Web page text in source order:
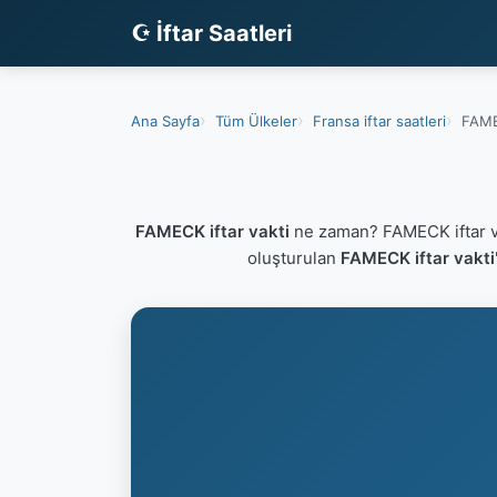
☪ İftar Saatleri
Ana Sayfa Tüm Ülkeler Fransa iftar saatleri
FAMECK iftar vakti ne zaman? FAMECK iftar
oluşturulan FAMECK iftar vakti